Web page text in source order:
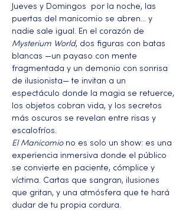
Jueves y Domingos  por la noche, las
puertas del manicomio se abren… y
nadie sale igual. En el corazón de
Mysterium World, dos figuras con batas
blancas —un payaso con mente
fragmentada y un demonio con sonrisa
de ilusionista— te invitan a un
espectáculo donde la magia se retuerce,
los objetos cobran vida, y los secretos
más oscuros se revelan entre risas y
escalofríos.
El Manicomio no es solo un show: es una
experiencia inmersiva donde el público
se convierte en paciente, cómplice y
víctima. Cartas que sangran, ilusiones
que gritan, y una atmósfera que te hará
dudar de tu propia cordura.